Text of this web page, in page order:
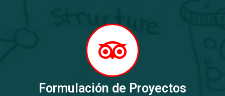
Formulación de Proyectos